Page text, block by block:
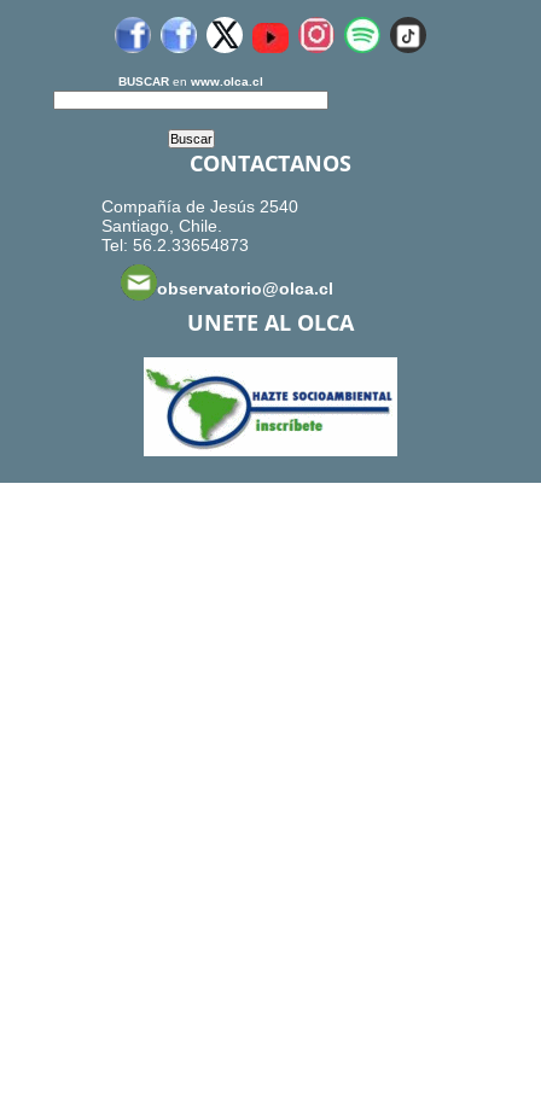
BUSCAR en www.olca.cl
CONTACTANOS
Compañía de Jesús 2540
Santiago, Chile.
Tel: 56.2.33654873
observatorio@olca.cl
UNETE AL OLCA